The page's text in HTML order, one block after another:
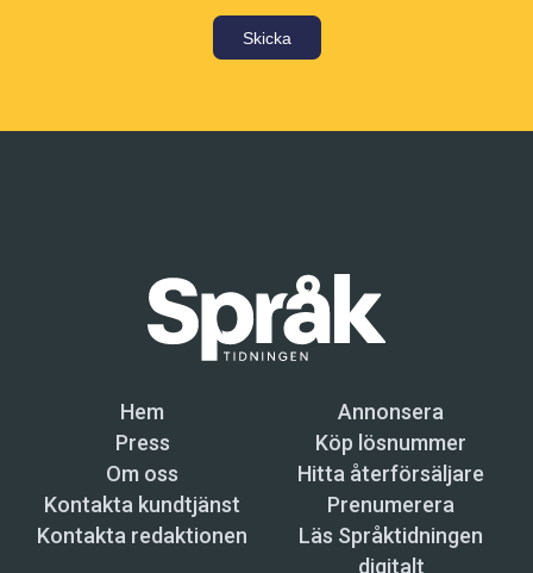
Skicka
Hem
Annonsera
Press
Köp lösnummer
Om oss
Hitta återförsäljare
Kontakta kundtjänst
Prenumerera
Kontakta redaktionen
Läs Språktidningen
digitalt